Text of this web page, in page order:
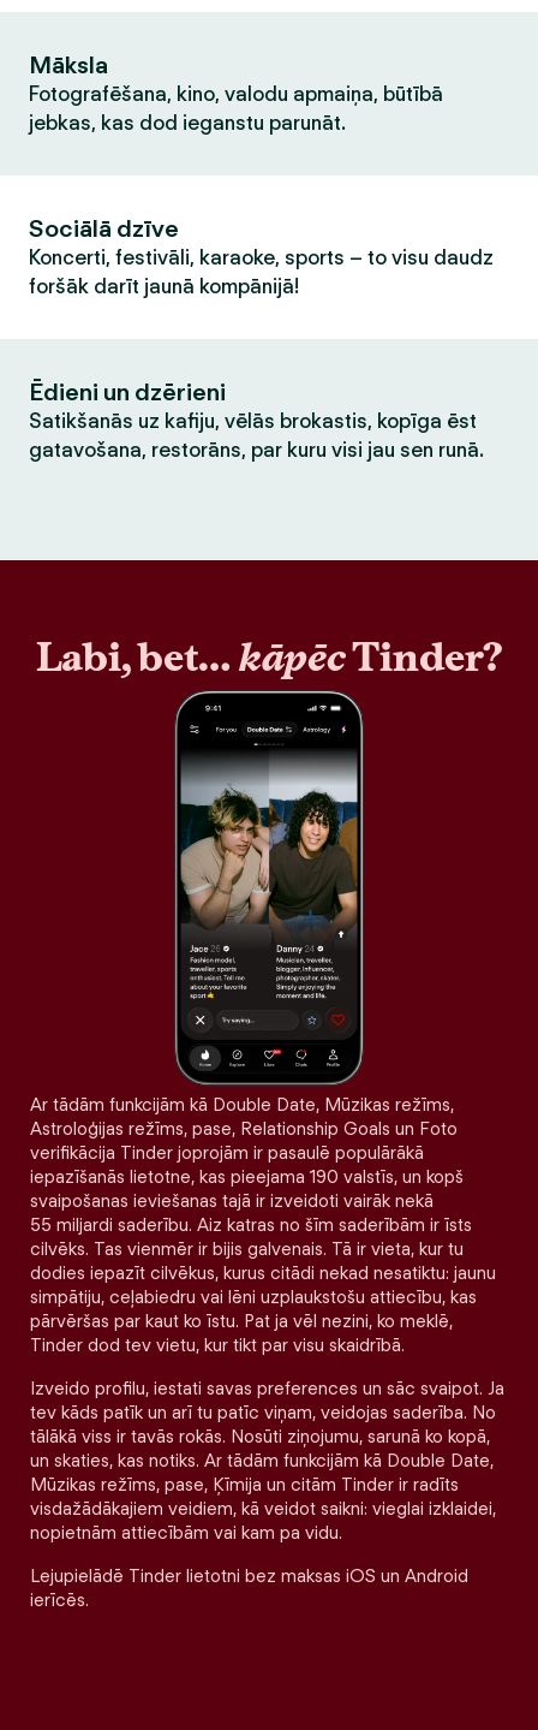
Māksla
Fotografēšana, kino, valodu apmaiņa, būtībā
jebkas, kas dod ieganstu parunāt.
Sociālā dzīve
Koncerti, festivāli, karaoke, sports – to visu daudz
foršāk darīt jaunā kompānijā!
Ēdieni un dzērieni
Satikšanās uz kafiju, vēlās brokastis, kopīga ēst
gatavošana, restorāns, par kuru visi jau sen runā.
Labi, bet…kāpēcTinder?
Ar tādām funkcijām kā Double Date, Mūzikas režīms,
Astroloģijas režīms, pase, Relationship Goals un Foto
verifikācija Tinder joprojām ir pasaulē populārākā
iepazīšanās lietotne, kas pieejama 190 valstīs, un kopš
svaipošanas ieviešanas tajā ir izveidoti vairāk nekā
55 miljardi saderību. Aiz katras no šīm saderībām ir īsts
cilvēks. Tas vienmēr ir bijis galvenais. Tā ir vieta, kur tu
dodies iepazīt cilvēkus, kurus citādi nekad nesatiktu: jaunu
simpātiju, ceļabiedru vai lēni uzplaukstošu attiecību, kas
pārvēršas par kaut ko īstu. Pat ja vēl nezini, ko meklē,
Tinder dod tev vietu, kur tikt par visu skaidrībā.
Izveido profilu, iestati savas preferences un sāc svaipot. Ja
tev kāds patīk un arī tu patīc viņam, veidojas saderība. No
tālākā viss ir tavās rokās. Nosūti ziņojumu, sarunā ko kopā,
un skaties, kas notiks. Ar tādām funkcijām kā Double Date,
Mūzikas režīms, pase, Ķīmija un citām Tinder ir radīts
visdažādākajiem veidiem, kā veidot saikni: vieglai izklaidei,
nopietnām attiecībām vai kam pa vidu.
Lejupielādē Tinder lietotni bez maksas iOS un Android
ierīcēs.